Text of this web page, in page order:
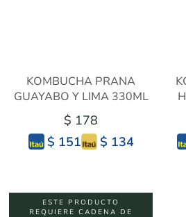
KOMBUCHA PRANA
GUAYABO Y LIMA 330ML
$ 178
$ 151
$ 134
ESTE PRODUCTO
REQUIERE CADENA DE